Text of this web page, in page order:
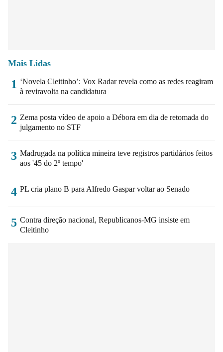
Mais Lidas
1 ‘Novela Cleitinho’: Vox Radar revela como as redes reagiram
à reviravolta na candidatura
2 Zema posta vídeo de apoio a Débora em dia de retomada do
julgamento no STF
3 Madrugada na política mineira teve registros partidários feitos
aos '45 do 2º tempo'
4 PL cria plano B para Alfredo Gaspar voltar ao Senado
5 Contra direção nacional, Republicanos-MG insiste em
Cleitinho